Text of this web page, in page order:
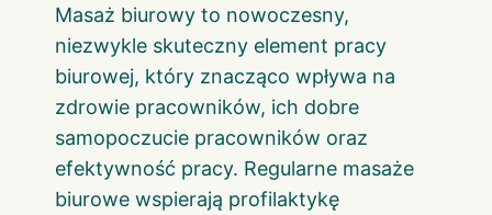
Masaż biurowy to nowoczesny,
niezwykle skuteczny element pracy
biurowej, który znacząco wpływa na
zdrowie pracowników, ich dobre
samopoczucie pracowników oraz
efektywność pracy. Regularne masaże
biurowe wspierają profilaktykę